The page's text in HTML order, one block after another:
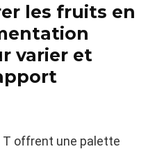
les fruits en
varier et
offrent une palette